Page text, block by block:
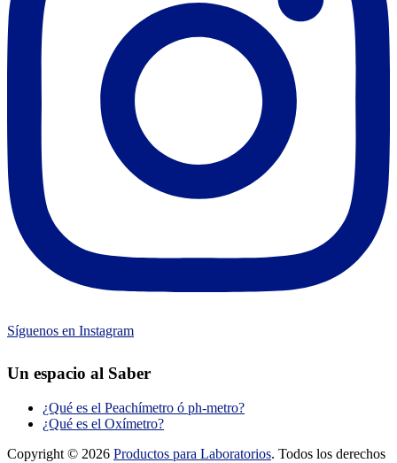
Síguenos en Instagram
Un espacio al Saber
¿Qué es el Peachímetro ó ph-metro?
¿Qué es el Oxímetro?
Copyright © 2026 Productos para Laboratorios. Todos los derechos